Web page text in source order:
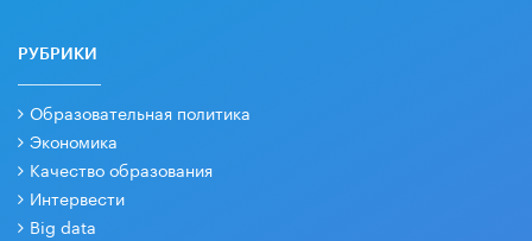
РУБРИКИ
Образовательная политика
Экономика
Качество образования
Интервести
Big data